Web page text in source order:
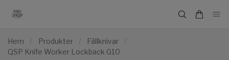
Hem / Produkter / Fällknivar
/
QSP Knife Worker Lockback G10